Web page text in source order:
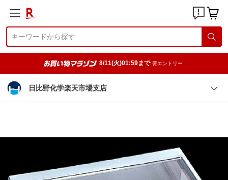
8/11(火)01:59まで 要エントリー
日比野化学楽天市場支店